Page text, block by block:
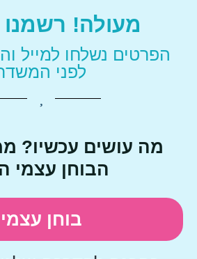
מעולה!
הפרטים נשלחו למייל
לפני
מה עושים עכשיו?
הבוחן עצמי
בוחן עצמי